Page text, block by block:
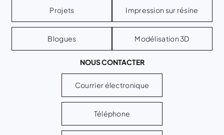
Projets
Blogues
Impression sur résine
Modélisation 3D
NOUS CONTACTER
Courrier électronique
Téléphone